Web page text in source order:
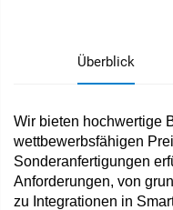
Überblick
Wir bieten hochwertige
wettbewerbsfähigen
Sonderanfertigungen
Anforderungen, von
zu Integrationen in